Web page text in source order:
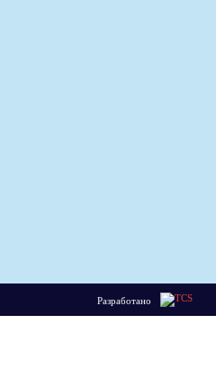
Разработано